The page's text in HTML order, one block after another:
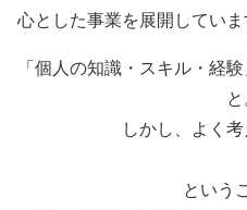
心とした事業を展開していま
「個人の知識・スキル・経
と
しかし、よく考
という